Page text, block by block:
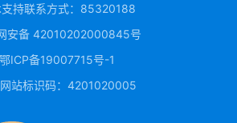
持联系方式：85320188
安备 42010202000845号
鄂ICP备19007715号-1
站标识码：4201020005